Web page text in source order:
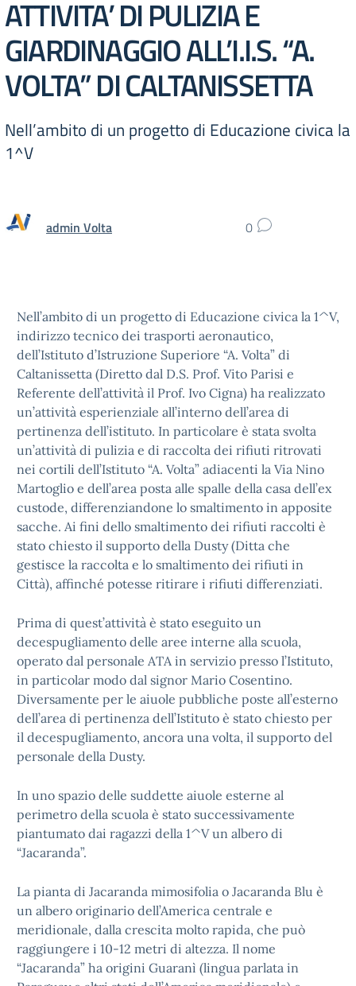
ATTIVITA’ DI PULIZIA E
GIARDINAGGIO ALL’I.I.S. “A.
VOLTA” DI CALTANISSETTA
Nell’ambito di un progetto di Educazione civica la
1^V
admin Volta 0
Nell’ambito di un progetto di Educazione civica la 1^V,
indirizzo tecnico dei trasporti aeronautico,
dell’Istituto d’Istruzione Superiore “A. Volta” di
Caltanissetta (Diretto dal D.S. Prof. Vito Parisi e
Referente dell’attività il Prof. Ivo Cigna) ha realizzato
un’attività esperienziale all’interno dell’area di
pertinenza dell’istituto. In particolare è stata svolta
un’attività di pulizia e di raccolta dei rifiuti ritrovati
nei cortili dell’Istituto “A. Volta” adiacenti la Via Nino
Martoglio e dell’area posta alle spalle della casa dell’ex
custode, differenziandone lo smaltimento in apposite
sacche. Ai fini dello smaltimento dei rifiuti raccolti è
stato chiesto il supporto della Dusty (Ditta che
gestisce la raccolta e lo smaltimento dei rifiuti in
Città), affinché potesse ritirare i rifiuti differenziati.
Prima di quest’attività è stato eseguito un
decespugliamento delle aree interne alla scuola,
operato dal personale ATA in servizio presso l’Istituto,
in particolar modo dal signor Mario Cosentino.
Diversamente per le aiuole pubbliche poste all’esterno
dell’area di pertinenza dell’Istituto è stato chiesto per
il decespugliamento, ancora una volta, il supporto del
personale della Dusty.
In uno spazio delle suddette aiuole esterne al
perimetro della scuola è stato successivamente
piantumato dai ragazzi della 1^V un albero di
“Jacaranda”.
La pianta di Jacaranda mimosifolia o Jacaranda Blu è
un albero originario dell’America centrale e
meridionale, dalla crescita molto rapida, che può
raggiungere i 10-12 metri di altezza. Il nome
“Jacaranda” ha origini Guaranì (lingua parlata in